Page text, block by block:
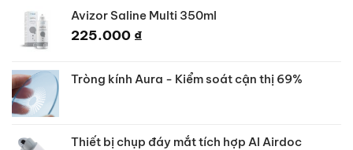
Avizor Saline Multi 350ml
225.000 ₫
Tròng kính Aura - Kiểm soát cận thị 69%
Thiết bị chụp đáy mắt tích hợp AI Airdoc